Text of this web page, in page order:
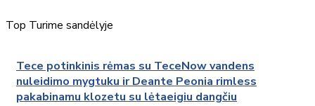
Top Turime sandėlyje
Tece potinkinis rėmas su TeceNow vandens
nuleidimo mygtuku ir Deante Peonia rimless
pakabinamu klozetu su lėtaeigiu dangčiu